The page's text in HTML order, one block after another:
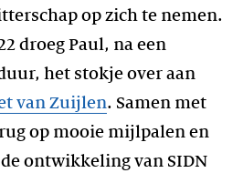
op zich te nemen.
droeg Paul, na een
het stokje over aan
van Zuijlen. Samen met
op mooie mijlpalen en
ontwikkeling van SIDN